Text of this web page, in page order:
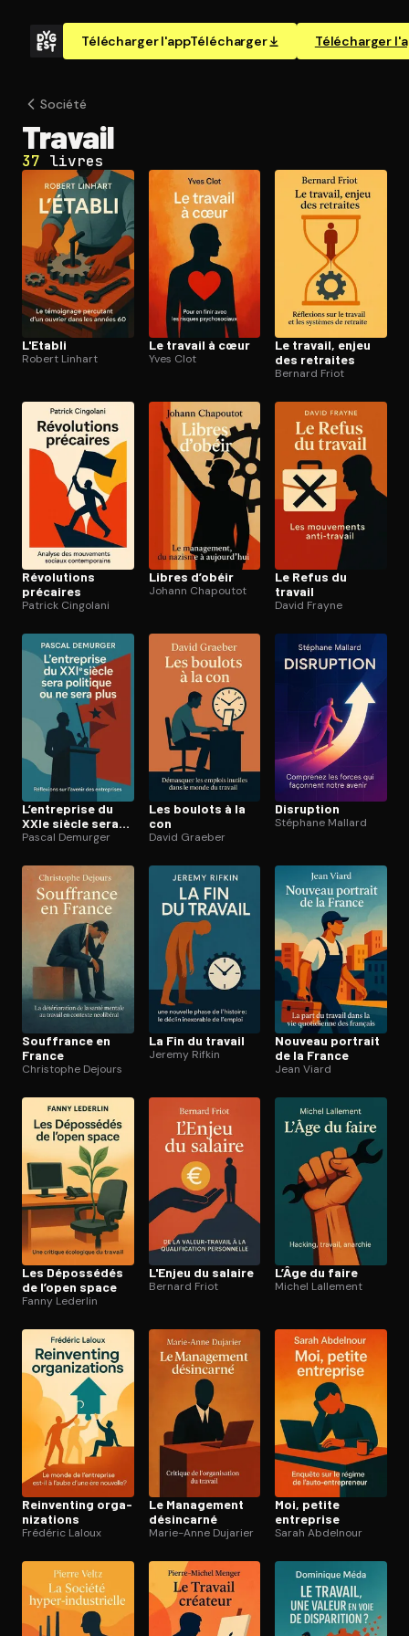
Télécharger l'appTélécharger Télécharger
Ouvre l'app Appareil photo, pointe sur le code. C'est gratuit à
Société
Travail
37 livres
L'Etabli
Robert Linhart
Le travail à cœur
Yves Clot
Le travail, enjeu
des retraites
Bernard Friot
Révolutions
précaires
Patrick Cingolani
Libres d’obéir
Johann Chapoutot
Le Refus du
travail
David Frayne
L’entreprise du
XXIe siècle sera
politique ou ne
Pascal Demurger
Les boulots à la
con
David Graeber
Disruption
Stéphane Mallard
Souffrance en
France
Christophe Dejours
La Fin du travail
Jeremy Rifkin
Nouveau portrait
de la France
Jean Viard
Les Dépossédés
de l’open space
Fanny Lederlin
L'Enjeu du salaire
Bernard Friot
L’Âge du faire
Michel Lallement
Reinventing or­ga­
ni­za­tions
Frédéric Laloux
Le Management
désincarné
Marie-Anne Dujarier
Moi, petite
entreprise
Sarah Abdelnour